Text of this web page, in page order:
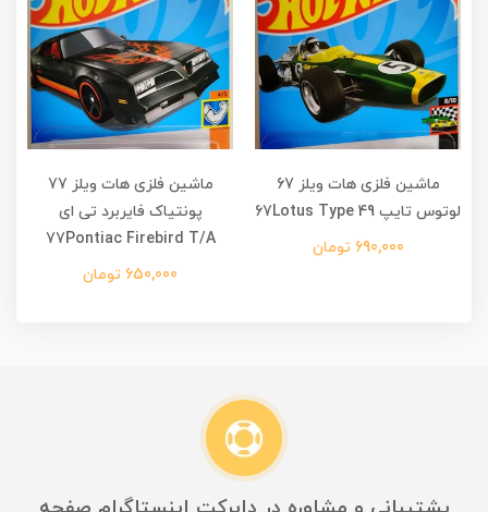
ماشین فلزی هات ویلز 67
لوتوس تایپ 67Lotus Type 49
690,000 تومان
ماشین فلزی هات ویلز 77
پونتیاک فایربرد تی ای
77Pontiac Firebird T/A
650,000 تومان